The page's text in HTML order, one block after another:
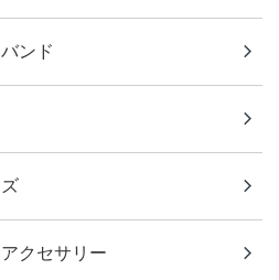
ンド
クセサリー